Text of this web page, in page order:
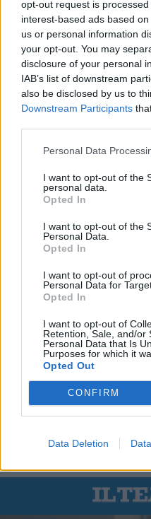
opt-out request is
interest-based ads based
us or personal information
your opt-out. You may
disclosure of your personal
IAB’s list of downstream
also be disclosed by us to
Downstream Participants
Personal Data
I want to opt-out of the
personal data.
Opted In
I want to opt-out of the
Personal Data.
Opted In
I want to opt-out of
Personal Data for
Opted In
I want to opt-out of
Retention, Sale, and/or
Personal Data that Is
Purposes for which it
Opted Out
CONFIRM
Data Deletion